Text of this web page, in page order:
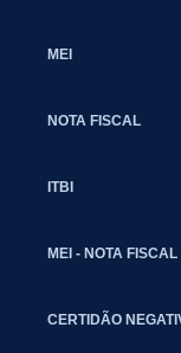
MEI
NOTA FISCAL
ITBI
MEI - NOTA FISCAL
CERTIDÃO